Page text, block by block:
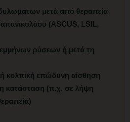
μετά από θεραπεία
(ASCUS, LSIL,
ρύσεων ή μετά τη
κολπική επώδυνη αίσθηση
κατάσταση (π.χ. σε λήψη